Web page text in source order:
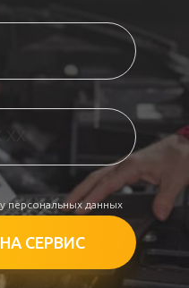
персональных данных
СЕРВИС